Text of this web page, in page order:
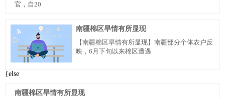
官，自20
南疆棉区旱情有所显现
【南疆棉区旱情有所显现】南疆部分个体农户反
映，6月下旬以来棉区遭遇
{else
南疆棉区旱情有所显现